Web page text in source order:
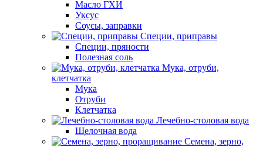
Масло ГХИ
Уксус
Соусы, заправки
Специи, приправы
Специи, пряности
Полезная соль
Мука, отруби,
клетчатка
Мука
Отруби
Клетчатка
Лечебно-столовая вода
Щелочная вода
Семена, зерно,